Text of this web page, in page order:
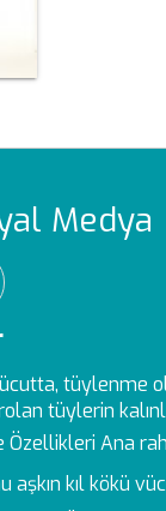
Medya
tüylenme
tüylerin
Özellikleri Ana
kıl kökü